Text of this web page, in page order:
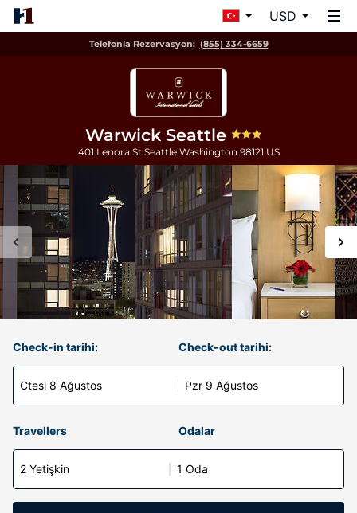
USD
Telefonla Rezervasyon: (855) 334-6659
Warwick Seattle
401 Lenora St Seattle Washington 98121 US
Check-in tarihi:
Ctesi 8 Ağustos
Check-out tarihi:
Pzr 9 Ağustos
Travellers Odalar
2 Yetişkin 1 Oda